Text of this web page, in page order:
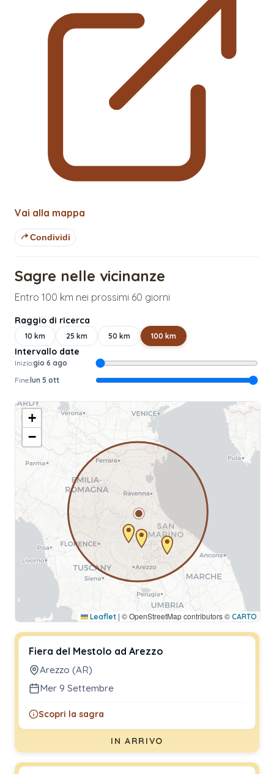
Vai alla mappa
Condividi
Sagre nelle vicinanze
Entro 100 km nei prossimi 60 giorni
Raggio di ricerca
10 km 25 km 50 km 100 km
Intervallo date
Inizio:gio 6 ago
Fine:lun 5 ott
+
−
Leaflet | © OpenStreetMap contributors © CARTO
Fiera del Mestolo ad Arezzo
Arezzo (AR)
Mer 9 Settembre
Scopri la sagra
IN ARRIVO